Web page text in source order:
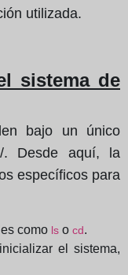
utilizada.
sistema de
bajo un único
. Desde aquí, la
específicos para
como ls o cd.
el sistema,